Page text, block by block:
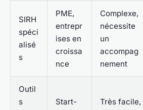
SIRH
spéci
alisé
s
PME,
entrepr
ises en
croissa
nce
Complexe,
nécessite
un
accompag
nement
Outil
s
Start-
Très facile,